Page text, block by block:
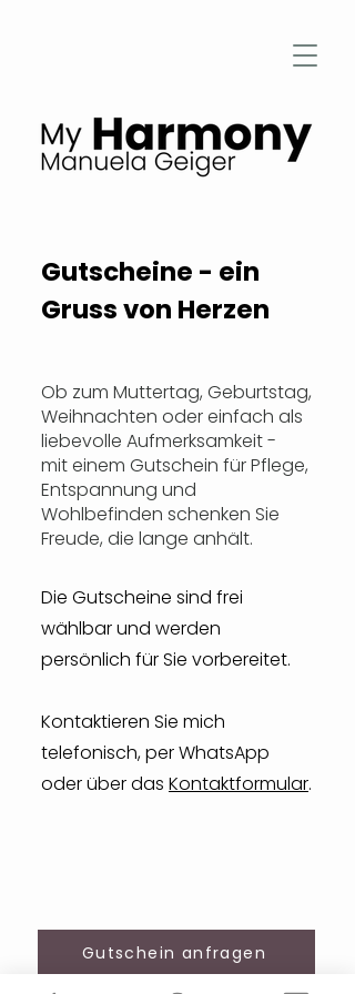
Gutscheine - ein
Gruss von Herzen
Ob zum Muttertag, Geburtstag,
Weihnachten oder einfach als
liebevolle Aufmerksamkeit -
mit einem Gutschein für Pflege,
Entspannung und
Wohlbefinden schenken Sie
Freude, die lange anhält.
Die Gutscheine sind frei
wählbar und werden
persönlich für Sie vorbereitet.
Kontaktieren Sie mich
telefonisch, per WhatsApp
oder über das Kontaktformular.
Gutschein anfragen